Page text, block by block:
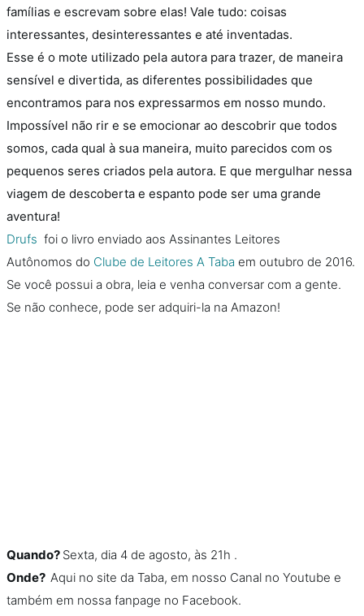
famílias e escrevam sobre elas! Vale tudo: coisas
interessantes, desinteressantes e até inventadas.
Esse é o mote utilizado pela autora para trazer, de maneira
sensível e divertida, as diferentes possibilidades que
encontramos para nos expressarmos em nosso mundo.
Impossível não rir e se emocionar ao descobrir que todos
somos, cada qual à sua maneira, muito parecidos com os
pequenos seres criados pela autora. E que mergulhar nessa
viagem de descoberta e espanto pode ser uma grande
aventura!
Drufs foi o livro enviado aos Assinantes Leitores
Autônomos do Clube de Leitores A Taba em outubro de 2016.
Se você possui a obra, leia e venha conversar com a gente.
Se não conhece, pode ser adquiri-la na Amazon!
Quando? Sexta, dia 4 de agosto, às 21h .
Onde? Aqui no site da Taba, em nosso Canal no Youtube e
também em nossa fanpage no Facebook.